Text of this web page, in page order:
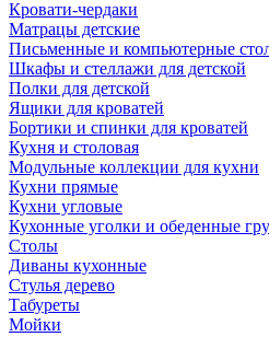
Кровати-чердаки
Матрацы детские
Письменные и компьютерные
Шкафы и стеллажи для детской
Полки для детской
Ящики для кроватей
Бортики и спинки для кроватей
Кухня и столовая
Модульные коллекции для кухни
Кухни прямые
Кухни угловые
Кухонные уголки и обеденные
Столы
Диваны кухонные
Стулья дерево
Табуреты
Мойки